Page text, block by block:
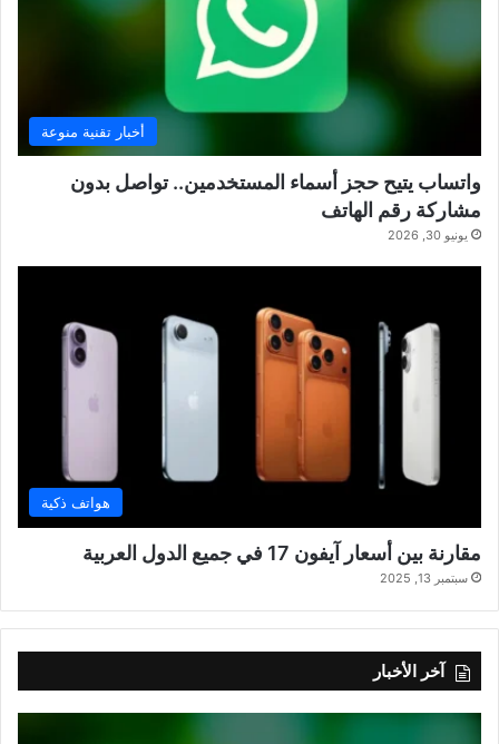
أخبار تقنية منوعة
واتساب يتيح حجز أسماء المستخدمين.. تواصل بدون
مشاركة رقم الهاتف
يونيو 30, 2026
هواتف ذكية
مقارنة بين أسعار آيفون 17 في جميع الدول العربية
سبتمبر 13, 2025
آخر الأخبار